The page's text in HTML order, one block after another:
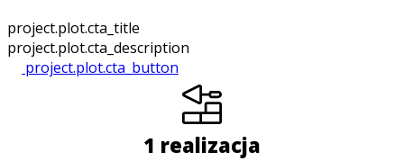
project.plot.cta_title
project.plot.cta_description
project.plot.cta_button
1 realizacja